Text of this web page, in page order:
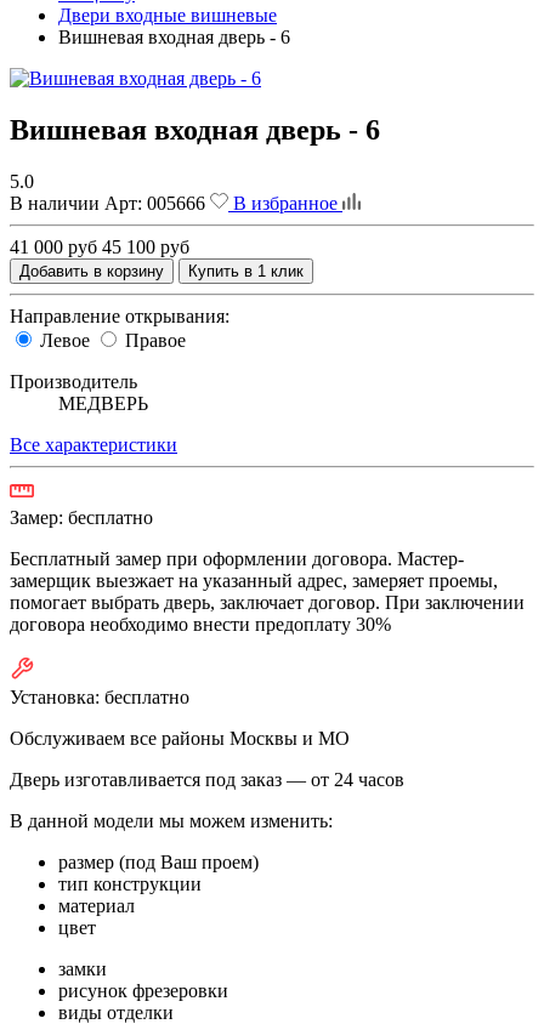
Двери входные вишневые
Вишневая входная дверь - 6
Вишневая входная дверь - 6
5.0
В наличии Арт: 005666 В избранное
41 000 руб 45 100 руб
Добавить в корзину Купить в 1 клик
Направление открывания:
Левое
Правое
Производитель
МЕДВЕРЬ
Все характеристики
Замер: бесплатно
Бесплатный замер при оформлении договора. Мастер-
замерщик выезжает на указанный адрес, замеряет проемы,
помогает выбрать дверь, заключает договор. При заключении
договора необходимо внести предоплату 30%
Установка: бесплатно
Обслуживаем все районы Москвы и МО
Дверь изготавливается под заказ — от 24 часов
В данной модели мы можем изменить:
размер (под Ваш проем)
тип конструкции
материал
цвет
замки
рисунок фрезеровки
виды отделки